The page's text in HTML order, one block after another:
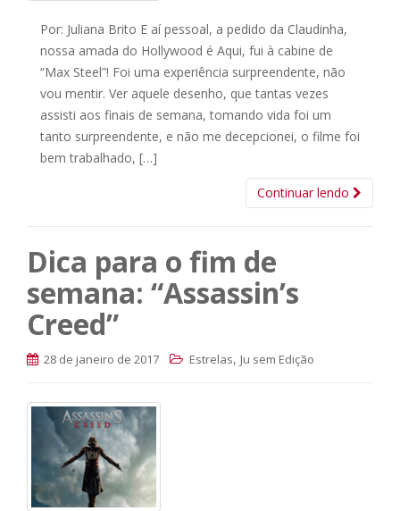
Por: Juliana Brito E aí pessoal, a pedido da Claudinha,
nossa amada do Hollywood é Aqui, fui à cabine de
“Max Steel”! Foi uma experiência surpreendente, não
vou mentir. Ver aquele desenho, que tantas vezes
assisti aos finais de semana, tomando vida foi um
tanto surpreendente, e não me decepcionei, o filme foi
bem trabalhado, […]
Continuar lendo
Dica para o fim de
semana: “Assassin’s
Creed”
28 de janeiro de 2017 Estrelas, Ju sem Edição